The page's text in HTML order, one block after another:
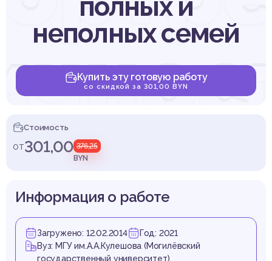
полных и
неполных семей
Купить эту готовую работу
со скидкой за 301,00 BYN
Стоимость
от301,00 376,25
BYN
Информация о работе
Загружено: 12.02.2014
Год: 2021
Вуз: МГУ им.А.А.Кулешова (Могилёвский
государственный университет)